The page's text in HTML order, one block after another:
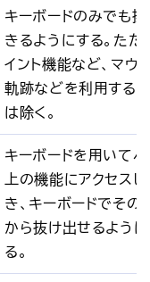
キーボードのみでも
きるようにする。ただ
イント機能など、マウ
軌跡などを利用する
は除く。
キーボードを用いてペ
上の機能にアクセス
き、キーボードでその
から抜け出せるよう
る。